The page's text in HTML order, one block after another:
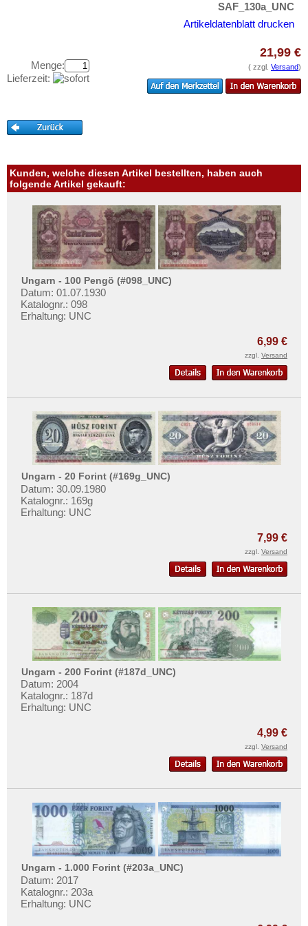
Zentralafrikanische Staaten
Zimbabwe
Aufbewahrung
Ihre Bewertungen
Informationen
Ankauf
Erhaltungsgrade
Gratisbanknoten
FAQ
Mehr über...
Liefer- und Versandkosten
AGB
Impressum
SAF_130a_UNC
Artikeldatenblatt drucken
Menge:
Lieferzeit:
21,99 €
( zzgl. Versand)
Kunden, welche diesen Artikel bestellten, haben auch
folgende Artikel gekauft:
Ungarn - 100 Pengö (#098_UNC)
Datum: 01.07.1930
Katalognr.: 098
Erhaltung: UNC
6,99 €
zzgl. Versand
Ungarn - 20 Forint (#169g_UNC)
Datum: 30.09.1980
Katalognr.: 169g
Erhaltung: UNC
7,99 €
zzgl. Versand
Ungarn - 200 Forint (#187d_UNC)
Datum: 2004
Katalognr.: 187d
Erhaltung: UNC
4,99 €
zzgl. Versand
Ungarn - 1.000 Forint (#203a_UNC)
Datum: 2017
Katalognr.: 203a
Erhaltung: UNC